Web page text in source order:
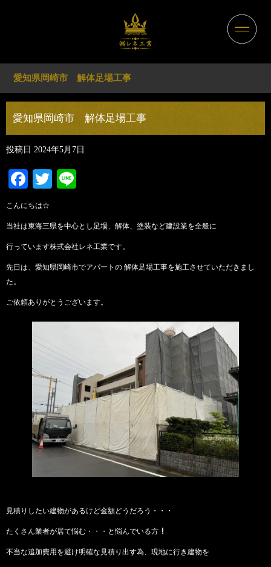
愛知県岡崎市 解体足場工事
愛知県岡崎市 解体足場工事
投稿日 2024年5月7日
Facebook
Twitter
こんにちは☆
当社は東海三県を中心とし足場、解体、塗装など建設業を全般に
行っています株式会社レネ工業です。
先日は、愛知県岡崎市でアパートの 解体足場工事を施工させていただきまし
た。
ご依頼ありがとうございます。
見積りしたい建物があるけど金額どうだろう・・・
たくさん業者が居て悩む・・・と悩んでいる方
不当な追加費用を避け明確な見積り出す為、現地に行き建物を